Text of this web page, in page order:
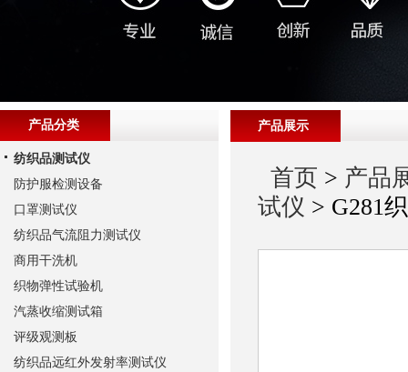
产品展示
首页 > 产品
试仪 > G281
产品分类
纺织品测试仪
防护服检测设备
口罩测试仪
纺织品气流阻力测试仪
商用干洗机
织物弹性试验机
汽蒸收缩测试箱
评级观测板
纺织品远红外发射率测试仪